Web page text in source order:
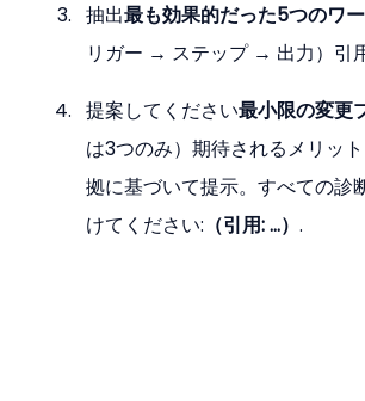
抽出最も効果的だった5つのワ
リガー → ステップ → 出力）引
提案してください最小限の変更
は3つのみ）期待されるメリッ
拠に基づいて提示。すべての診
けてください: （引用: …）.